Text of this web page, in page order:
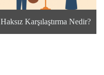
Haksız Karşılaştırma Nedir?